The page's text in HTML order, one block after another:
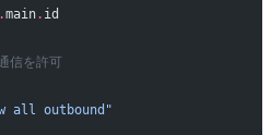
main. id
信を許可
all outbound"